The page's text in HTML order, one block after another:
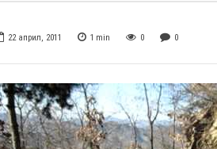
22 април, 2011 1 min 0 0